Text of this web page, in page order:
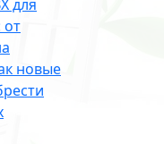
для
новые